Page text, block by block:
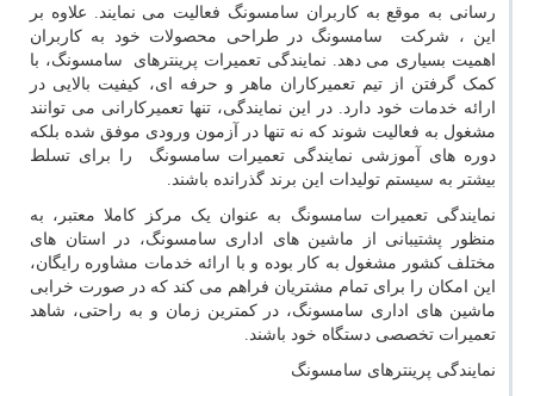
رسانی به موقع به کاربران سامسونگ فعالیت می نمایند. علاوه بر
این ، شرکت سامسونگ در طراحی محصولات خود به کاربران
اهمیت بسیاری می دهد. نمایندگی تعمیرات پرینترهای سامسونگ، با
کمک گرفتن از تیم تعمیرکاران ماهر و حرفه ای، کیفیت بالایی در
ارائه خدمات خود دارد. در این نمایندگی، تنها تعمیرکارانی می توانند
مشغول به فعالیت شوند که نه تنها در آزمون ورودی موفق شده بلکه
دوره های آموزشی نمایندگی تعمیرات سامسونگ را برای تسلط
بیشتر به سیستم تولیدات این برند گذرانده باشند.
نمایندگی تعمیرات سامسونگ به عنوان یک مرکز کاملا معتبر، به
منظور پشتیبانی از ماشین های اداری سامسونگ، در استان های
مختلف کشور مشغول به کار بوده و با ارائه خدمات مشاوره رایگان،
این امکان را برای تمام مشتریان فراهم می کند که در صورت خرابی
ماشین های اداری سامسونگ، در کمترین زمان و به راحتی، شاهد
تعمیرات تخصصی دستگاه خود باشند.
نمایندگی پرینترهای سامسونگ